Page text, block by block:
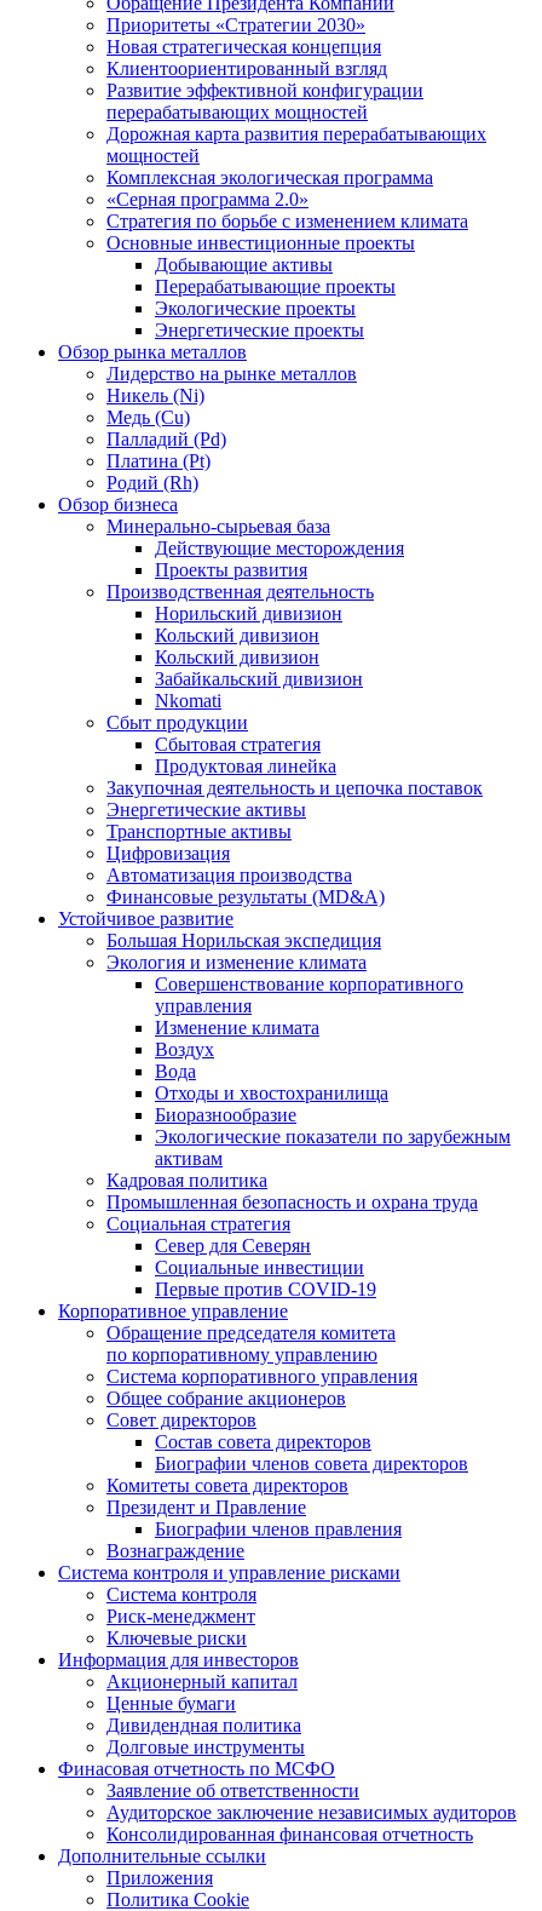
Приоритеты «Стратегии 2030»
Новая стратегическая концепция
Клиентоориентированный взгляд
Развитие эффективной конфигурации
перерабатывающих мощностей
Дорожная карта развития перерабатывающих
мощностей
Комплексная экологическая программа
«Серная программа 2.0»
Стратегия по борьбе с изменением климата
Основные инвестиционные проекты
Добывающие активы
Перерабатывающие проекты
Экологические проекты
Энергетические проекты
Обзор рынка металлов
Лидерство на рынке металлов
Никель (Ni)
Медь (Cu)
Палладий (Pd)
Платина (Pt)
Родий (Rh)
Обзор бизнеса
Минерально-сырьевая база
Действующие месторождения
Проекты развития
Производственная деятельность
Норильский дивизион
Кольский дивизион
Кольский дивизион
Забайкальский дивизион
Nkomati
Сбыт продукции
Сбытовая стратегия
Продуктовая линейка
Закупочная деятельность и цепочка поставок
Энергетические активы
Транспортные активы
Цифровизация
Автоматизация производства
Финансовые результаты (MD&A)
Устойчивое развитие
Большая Норильская экспедиция
Экология и изменение климата
Совершенствование корпоративного
управления
Изменение климата
Воздух
Вода
Отходы и хвостохранилища
Биоразнообразие
Экологические показатели по зарубежным
активам
Кадровая политика
Промышленная безопасность и охрана труда
Социальная стратегия
Север для Северян
Социальные инвестиции
Первые против COVID‑19
Корпоративное управление
Обращение председателя комитета
по корпоративному управлению
Система корпоративного управления
Общее собрание акционеров
Совет директоров
Состав совета директоров
Биографии членов совета директоров
Комитеты совета директоров
Президент и Правление
Биографии членов правления
Вознаграждение
Система контроля и управление рисками
Система контроля
Риск-менеджмент
Ключевые риски
Информация для инвесторов
Акционерный капитал
Ценные бумаги
Дивидендная политика
Долговые инструменты
Финасовая отчетность по МСФО
Заявление об ответственности
Аудиторское заключение независимых аудиторов
Консолидированная финансовая отчетность
Дополнительные ссылки
Приложения
Политика Cookie